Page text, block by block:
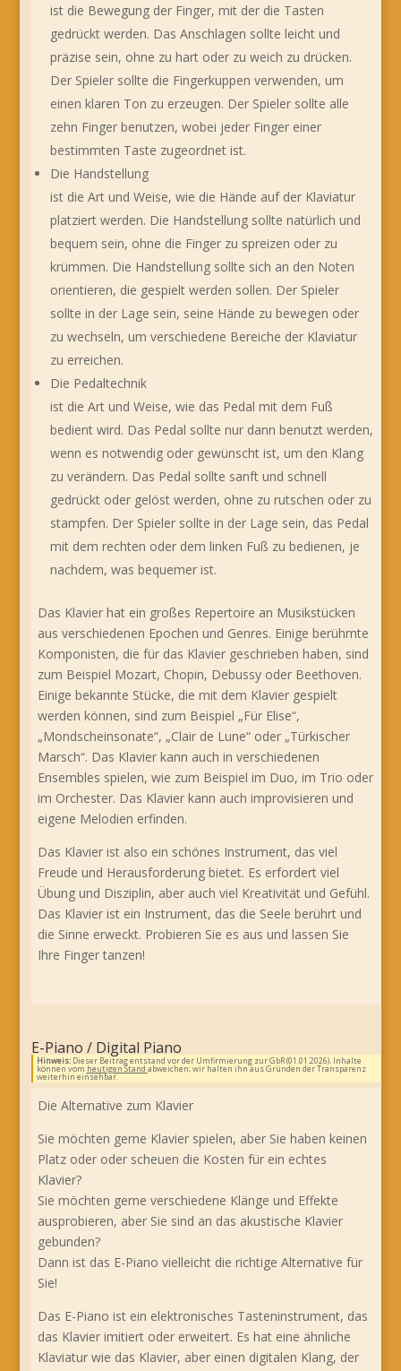
ist die Bewegung der Finger, mit der die Tasten
gedrückt werden. Das Anschlagen sollte leicht und
präzise sein, ohne zu hart oder zu weich zu drücken.
Der Spieler sollte die Fingerkuppen verwenden, um
einen klaren Ton zu erzeugen. Der Spieler sollte alle
zehn Finger benutzen, wobei jeder Finger einer
bestimmten Taste zugeordnet ist.
Die Handstellung
ist die Art und Weise, wie die Hände auf der Klaviatur
platziert werden. Die Handstellung sollte natürlich und
bequem sein, ohne die Finger zu spreizen oder zu
krümmen. Die Handstellung sollte sich an den Noten
orientieren, die gespielt werden sollen. Der Spieler
sollte in der Lage sein, seine Hände zu bewegen oder
zu wechseln, um verschiedene Bereiche der Klaviatur
zu erreichen.
Die Pedaltechnik
ist die Art und Weise, wie das Pedal mit dem Fuß
bedient wird. Das Pedal sollte nur dann benutzt werden,
wenn es notwendig oder gewünscht ist, um den Klang
zu verändern. Das Pedal sollte sanft und schnell
gedrückt oder gelöst werden, ohne zu rutschen oder zu
stampfen. Der Spieler sollte in der Lage sein, das Pedal
mit dem rechten oder dem linken Fuß zu bedienen, je
nachdem, was bequemer ist.
Das Klavier hat ein großes Repertoire an Musikstücken
aus verschiedenen Epochen und Genres. Einige berühmte
Komponisten, die für das Klavier geschrieben haben, sind
zum Beispiel Mozart, Chopin, Debussy oder Beethoven.
Einige bekannte Stücke, die mit dem Klavier gespielt
werden können, sind zum Beispiel „Für Elise“,
„Mondscheinsonate“, „Clair de Lune“ oder „Türkischer
Marsch“. Das Klavier kann auch in verschiedenen
Ensembles spielen, wie zum Beispiel im Duo, im Trio oder
im Orchester. Das Klavier kann auch improvisieren und
eigene Melodien erfinden.
Das Klavier ist also ein schönes Instrument, das viel
Freude und Herausforderung bietet. Es erfordert viel
Übung und Disziplin, aber auch viel Kreativität und Gefühl.
Das Klavier ist ein Instrument, das die Seele berührt und
die Sinne erweckt. Probieren Sie es aus und lassen Sie
Ihre Finger tanzen!
E-Piano / Digital Piano
Hinweis:Dieser Beitrag entstand vor der Umfirmierung zur GbR (01.01.2026). Inhalte
können vom heutigen Stand abweichen; wir halten ihn aus Gründen der Transparenz
weiterhin einsehbar.
Die Alternative zum Klavier
Sie möchten gerne Klavier spielen, aber Sie haben keinen
Platz oder oder scheuen die Kosten für ein echtes
Klavier?
Sie möchten gerne verschiedene Klänge und Effekte
ausprobieren, aber Sie sind an das akustische Klavier
gebunden?
Dann ist das E-Piano vielleicht die richtige Alternative für
Sie!
Das E-Piano ist ein elektronisches Tasteninstrument, das
das Klavier imitiert oder erweitert. Es hat eine ähnliche
Klaviatur wie das Klavier, aber einen digitalen Klang, der